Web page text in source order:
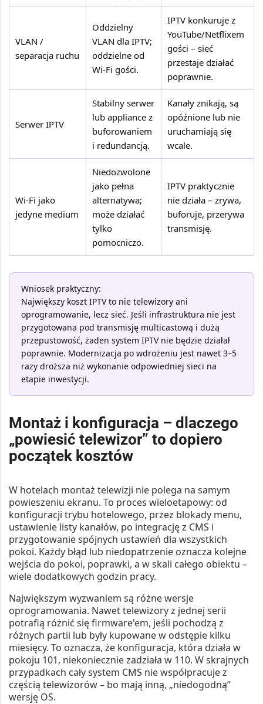
VLAN /
separacja ruchu
Oddzielny
VLAN dla IPTV;
oddzielne od
Wi-Fi gości.
IPTV konkuruje z
YouTube/Netflixem
gości – sieć
przestaje działać
poprawnie.
Serwer IPTV
Stabilny serwer
lub appliance z
buforowaniem
i redundancją.
Kanały znikają, są
opóźnione lub nie
uruchamiają się
wcale.
Wi-Fi jako
jedyne medium
Niedozwolone
jako pełna
alternatywa;
może działać
tylko
pomocniczo.
IPTV praktycznie
nie działa – zrywa,
buforuje, przerywa
transmisję.
Wniosek praktyczny:
Największy koszt IPTV to nie telewizory ani
oprogramowanie, lecz sieć. Jeśli infrastruktura nie jest
przygotowana pod transmisję multicastową i dużą
przepustowość, żaden system IPTV nie będzie działał
poprawnie. Modernizacja po wdrożeniu jest nawet 3–5
razy droższa niż wykonanie odpowiedniej sieci na
etapie inwestycji.
Montaż i konfiguracja – dlaczego
„powiesić telewizor” to dopiero
początek kosztów
W hotelach montaż telewizji nie polega na samym
powieszeniu ekranu. To proces wieloetapowy: od
konfiguracji trybu hotelowego, przez blokady menu,
ustawienie listy kanałów, po integrację z CMS i
przygotowanie spójnych ustawień dla wszystkich
pokoi. Każdy błąd lub niedopatrzenie oznacza kolejne
wejścia do pokoi, poprawki, a w skali całego obiektu –
wiele dodatkowych godzin pracy.
Największym wyzwaniem są różne wersje
oprogramowania. Nawet telewizory z jednej serii
potrafią różnić się firmware'em, jeśli pochodzą z
różnych partii lub były kupowane w odstępie kilku
miesięcy. To oznacza, że konfiguracja, która działa w
pokoju 101, niekoniecznie zadziała w 110. W skrajnych
przypadkach cały system CMS nie współpracuje z
częścią telewizorów – bo mają inną, „niedogodną”
wersję OS.